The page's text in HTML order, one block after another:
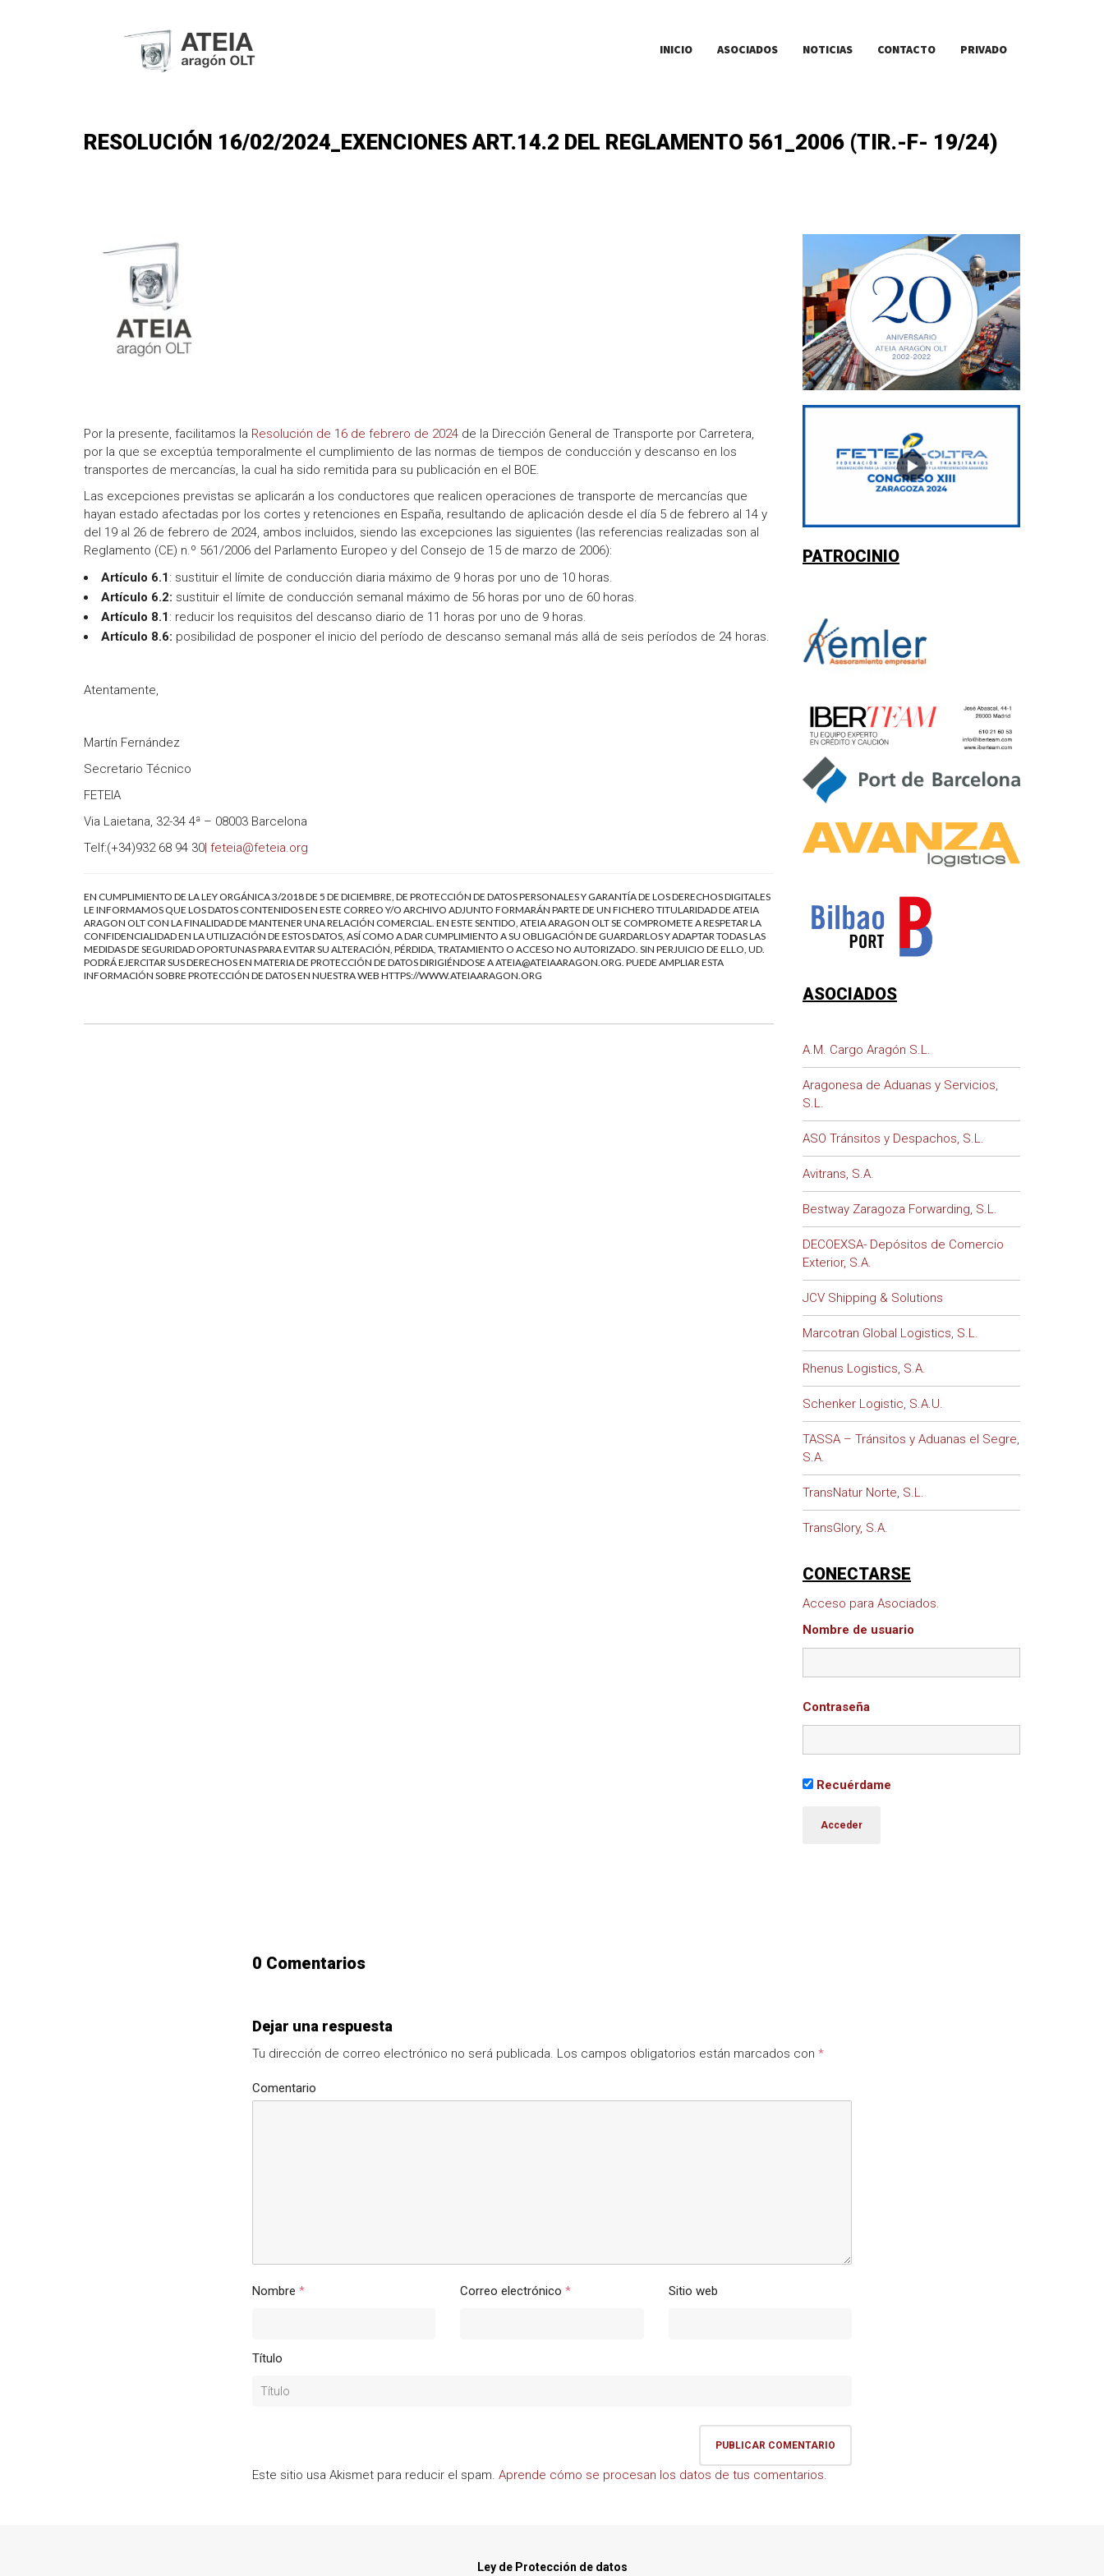
INICIO ASOCIADOS NOTICIAS CONTACTO PRIVADO
RESOLUCIÓN 16/02/2024_EXENCIONES ART.14.2 DEL REGLAMENTO 561_2006 (TIR.-F- 19/24)
Por la presente, facilitamos la Resolución de 16 de febrero de 2024 de la Dirección General de Transporte por Carretera,
por la que se exceptúa temporalmente el cumplimiento de las normas de tiempos de conducción y descanso en los
transportes de mercancías, la cual ha sido remitida para su publicación en el BOE.
Las excepciones previstas se aplicarán a los conductores que realicen operaciones de transporte de mercancías que
hayan estado afectadas por los cortes y retenciones en España, resultando de aplicación desde el día 5 de febrero al 14 y
del 19 al 26 de febrero de 2024, ambos incluidos, siendo las excepciones las siguientes (las referencias realizadas son al
Reglamento (CE) n.º 561/2006 del Parlamento Europeo y del Consejo de 15 de marzo de 2006):
Artículo 6.1: sustituir el límite de conducción diaria máximo de 9 horas por uno de 10 horas.
Artículo 6.2: sustituir el límite de conducción semanal máximo de 56 horas por uno de 60 horas.
Artículo 8.1: reducir los requisitos del descanso diario de 11 horas por uno de 9 horas.
Artículo 8.6: posibilidad de posponer el inicio del período de descanso semanal más allá de seis períodos de 24 horas.
Atentamente,
Martín Fernández
Secretario Técnico
FETEIA
Via Laietana, 32-34 4ª – 08003 Barcelona
Telf:(+34)932 68 94 30| feteia@feteia.org
EN CUMPLIMIENTO DE LA LEY ORGÁNICA 3/2018 DE 5 DE DICIEMBRE, DE PROTECCIÓN DE DATOS PERSONALES Y GARANTÍA DE LOS DERECHOS DIGITALES
LE INFORMAMOS QUE LOS DATOS CONTENIDOS EN ESTE CORREO Y/O ARCHIVO ADJUNTO FORMARÁN PARTE DE UN FICHERO TITULARIDAD DE ATEIA
ARAGON OLT CON LA FINALIDAD DE MANTENER UNA RELACIÓN COMERCIAL. EN ESTE SENTIDO, ATEIA ARAGON OLT SE COMPROMETE A RESPETAR LA
CONFIDENCIALIDAD EN LA UTILIZACIÓN DE ESTOS DATOS, ASÍ COMO A DAR CUMPLIMIENTO A SU OBLIGACIÓN DE GUARDARLOS Y ADAPTAR TODAS LAS
MEDIDAS DE SEGURIDAD OPORTUNAS PARA EVITAR SU ALTERACIÓN, PÉRDIDA, TRATAMIENTO O ACCESO NO AUTORIZADO. SIN PERJUICIO DE ELLO, UD.
PODRÁ EJERCITAR SUS DERECHOS EN MATERIA DE PROTECCIÓN DE DATOS DIRIGIÉNDOSE AATEIA@ATEIAARAGON.ORG. PUEDE AMPLIAR ESTA
INFORMACIÓN SOBRE PROTECCIÓN DE DATOS EN NUESTRA WEB HTTPS://WWW.ATEIAARAGON.ORG
PATROCINIO
ASOCIADOS
A.M. Cargo Aragón S.L.
Aragonesa de Aduanas y Servicios,
S.L.
ASO Tránsitos y Despachos, S.L.
Avitrans, S.A.
Bestway Zaragoza Forwarding, S.L.
DECOEXSA- Depósitos de Comercio
Exterior, S.A.
JCV Shipping & Solutions
Marcotran Global Logistics, S.L.
Rhenus Logistics, S.A.
Schenker Logistic, S.A.U.
TASSA – Tránsitos y Aduanas el Segre,
S.A.
TransNatur Norte, S.L.
TransGlory, S.A.
CONECTARSE
Acceso para Asociados.
Nombre de usuario
Contraseña
Recuérdame
0 Comentarios
Dejar una respuesta
Tu dirección de correo electrónico no será publicada. Los campos obligatorios están marcados con *
Comentario
Nombre * Correo electrónico * Sitio web
Título
Este sitio usa Akismet para reducir el spam. Aprende cómo se procesan los datos de tus comentarios.
Ley de Protección de datos